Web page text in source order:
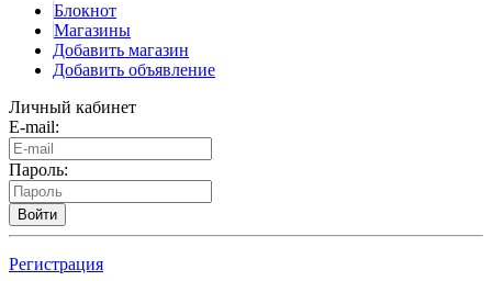
Блокнот
Магазины
Добавить магазин
Добавить объявление
Личный кабинет
E-mail:
Пароль:
Войти
Регистрация